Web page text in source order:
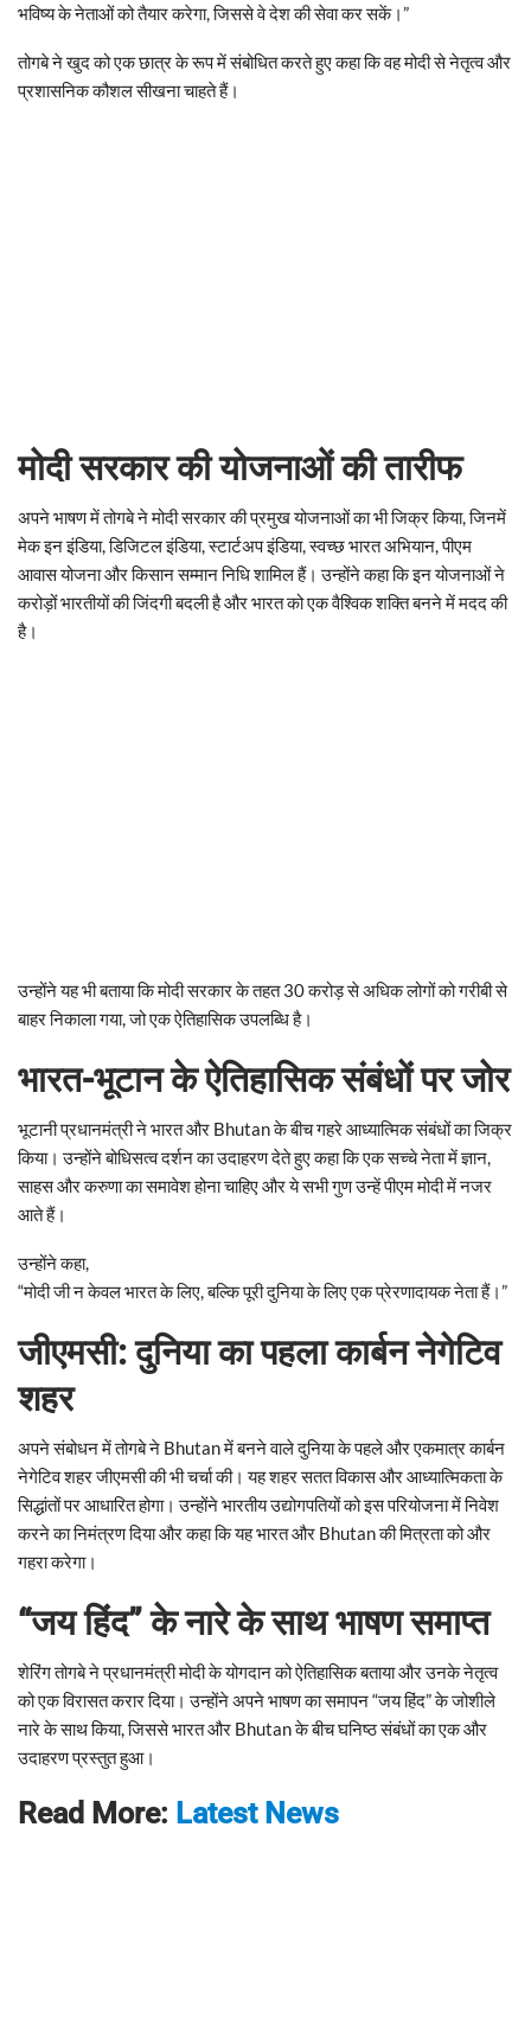
भविष्य के नेताओं को तैयार करेगा, जिससे वे देश की सेवा कर सकें।”
तोगबे ने खुद को एक छात्र के रूप में संबोधित करते हुए कहा कि वह मोदी से नेतृत्व और
प्रशासनिक कौशल सीखना चाहते हैं।
मोदी सरकार की योजनाओं की तारीफ
अपने भाषण में तोगबे ने मोदी सरकार की प्रमुख योजनाओं का भी जिक्र किया, जिनमें
मेक इन इंडिया, डिजिटल इंडिया, स्टार्टअप इंडिया, स्वच्छ भारत अभियान, पीएम
आवास योजना और किसान सम्मान निधि शामिल हैं। उन्होंने कहा कि इन योजनाओं ने
करोड़ों भारतीयों की जिंदगी बदली है और भारत को एक वैश्विक शक्ति बनने में मदद की
है।
उन्होंने यह भी बताया कि मोदी सरकार के तहत 30 करोड़ से अधिक लोगों को गरीबी से
बाहर निकाला गया, जो एक ऐतिहासिक उपलब्धि है।
भारत-भूटान के ऐतिहासिक संबंधों पर जोर
भूटानी प्रधानमंत्री ने भारत और Bhutan के बीच गहरे आध्यात्मिक संबंधों का जिक्र
किया। उन्होंने बोधिसत्व दर्शन का उदाहरण देते हुए कहा कि एक सच्चे नेता में ज्ञान,
साहस और करुणा का समावेश होना चाहिए और ये सभी गुण उन्हें पीएम मोदी में नजर
आते हैं।
उन्होंने कहा,
“मोदी जी न केवल भारत के लिए, बल्कि पूरी दुनिया के लिए एक प्रेरणादायक नेता हैं।”
जीएमसी: दुनिया का पहला कार्बन नेगेटिव
शहर
अपने संबोधन में तोगबे ने Bhutan में बनने वाले दुनिया के पहले और एकमात्र कार्बन
नेगेटिव शहर जीएमसी की भी चर्चा की। यह शहर सतत विकास और आध्यात्मिकता के
सिद्धांतों पर आधारित होगा। उन्होंने भारतीय उद्योगपतियों को इस परियोजना में निवेश
करने का निमंत्रण दिया और कहा कि यह भारत और Bhutan की मित्रता को और
गहरा करेगा।
“जय हिंद” के नारे के साथ भाषण समाप्त
शेरिंग तोगबे ने प्रधानमंत्री मोदी के योगदान को ऐतिहासिक बताया और उनके नेतृत्व
को एक विरासत करार दिया। उन्होंने अपने भाषण का समापन “जय हिंद” के जोशीले
नारे के साथ किया, जिससे भारत और Bhutan के बीच घनिष्ठ संबंधों का एक और
उदाहरण प्रस्तुत हुआ।
Read More: Latest News